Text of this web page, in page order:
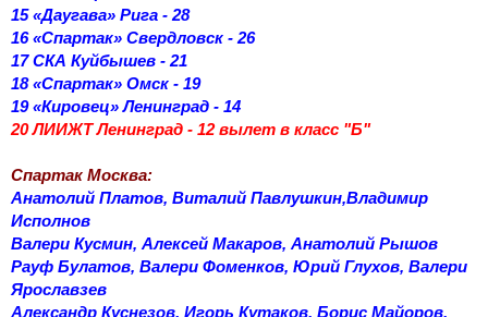
15 «Даугава» Рига - 28
16 «Спартак» Свердловск - 26
17 СКА Куйбышев - 21
18 «Спартак» Омск - 19
19 «Кировец» Ленинград - 14
20 ЛИИЖТ Ленинград - 12 вылет в класс "Б"
Спартак Москва:
Анатолий Платов, Виталий Павлушкин,Владимир
Исполнов
Валери Кусмин, Алексей Макаров, Анатолий Рышов
Рауф Булатов, Валери Фоменков, Юрий Глухов, Валери
Ярославзев
Александр Куснезов, Игорь Кутаков, Борис Майоров,